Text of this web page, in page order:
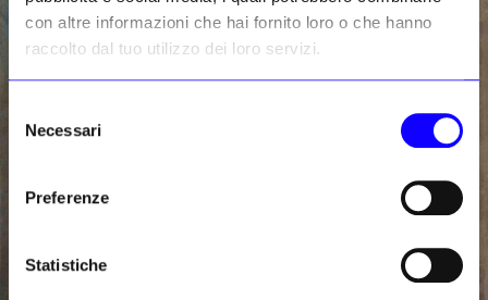
con altre informazioni che hai fornito loro o che hanno
raccolto dal tuo utilizzo dei loro servizi.
delNecessari
Preferenze
Statistiche